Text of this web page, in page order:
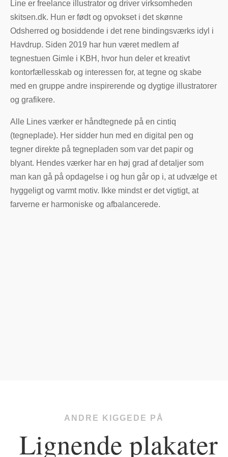
Line er freelance illustrator og driver virksomheden
skitsen.dk. Hun er født og opvokset i det skønne
Odsherred og bosiddende i det rene bindingsværks idyl i
Havdrup. Siden 2019 har hun været medlem af
tegnestuen Gimle i KBH, hvor hun deler et kreativt
kontorfællesskab og interessen for, at tegne og skabe
med en gruppe andre inspirerende og dygtige illustratorer
og grafikere.
Alle Lines værker er håndtegnede på en cintiq
(tegneplade). Her sidder hun med en digital pen og
tegner direkte på tegnepladen som var det papir og
blyant. Hendes værker har en høj grad af detaljer som
man kan gå på opdagelse i og hun går op i, at udvælge et
hyggeligt og varmt motiv. Ikke mindst er det vigtigt, at
farverne er harmoniske og afbalancerede.
ANDRE KIGGEDE PÅ
Lignende plakater